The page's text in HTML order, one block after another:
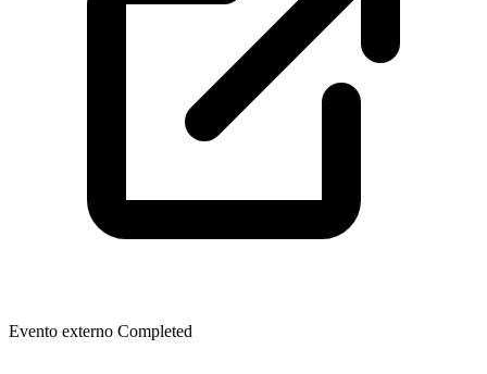
Evento externo Completed